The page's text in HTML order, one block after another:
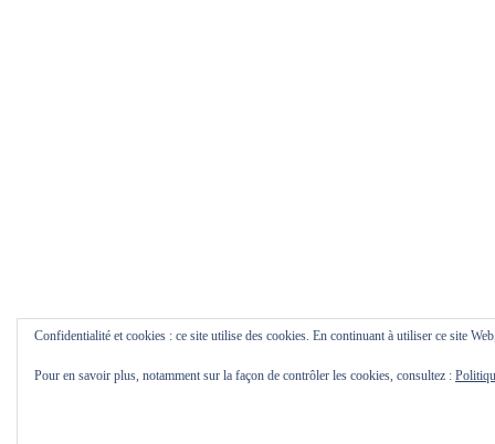
Confidentialité et cookies : ce site utilise des cookies. En continuant à utiliser ce site
Pour en savoir plus, notamment sur la façon de contrôler les cookies, consultez :